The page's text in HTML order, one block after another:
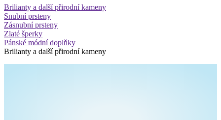
Brilianty a další přirodní kameny
Snubní prsteny
Zásnubní prsteny
Zlaté šperky
Pánské módní doplňky
Brilianty a další přirodní kameny